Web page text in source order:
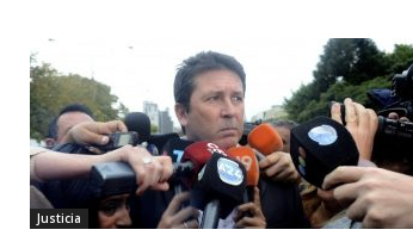
Justicia